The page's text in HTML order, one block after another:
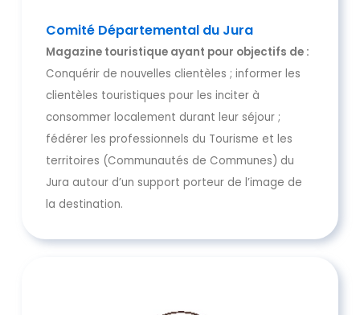
Comité Départemental du Jura
Magazine touristique ayant pour objectifs de :
Conquérir de nouvelles clientèles ; informer les
clientèles touristiques pour les inciter à
consommer localement durant leur séjour ;
fédérer les professionnels du Tourisme et les
territoires (Communautés de Communes) du
Jura autour d’un support porteur de l’image de
la destination.